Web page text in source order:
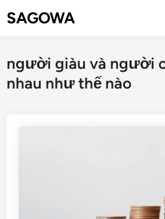
SAGOWA
người giàu và người
nhau như thế nào